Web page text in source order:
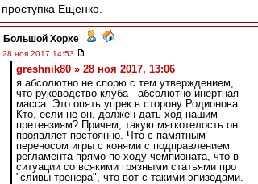
проступка Ещенко.
Большой Хорхе -
28 ноя 2017 14:53
greshnik80 » 28 ноя 2017, 13:06
я абсолютно не спорю с тем утверждением,
что руководство клуба - абсолютно инертная
масса. Это опять упрек в сторону Родионова.
Кто, если не он, должен дать ход нашим
претензиям? Причем, такую мягкотелость он
проявляет постоянно. Что с памятным
переносом игры с конями с подправлением
регламента прямо по ходу чемпионата, что в
ситуации со всякими грязными статьями про
"сливы тренера", что вот с такими эпизодами.